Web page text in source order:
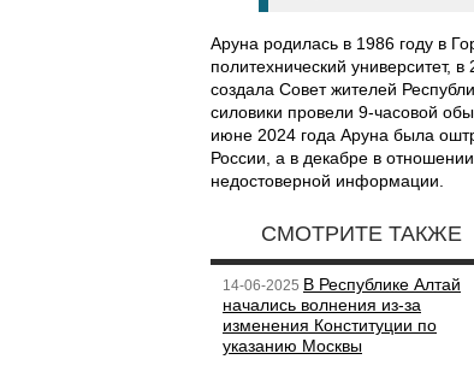
Аруна родилась в 1986 году в
политехнический университет,
создала Совет жителей
силовики провели 9-часовой
июне 2024 года Аруна была
России, а в декабре в
недостоверной информации.
СМОТРИТЕ ТАКЖЕ
14-06-2025 В Республике Алтай
начались волнения из-за
изменения Конституции по
указанию Москвы